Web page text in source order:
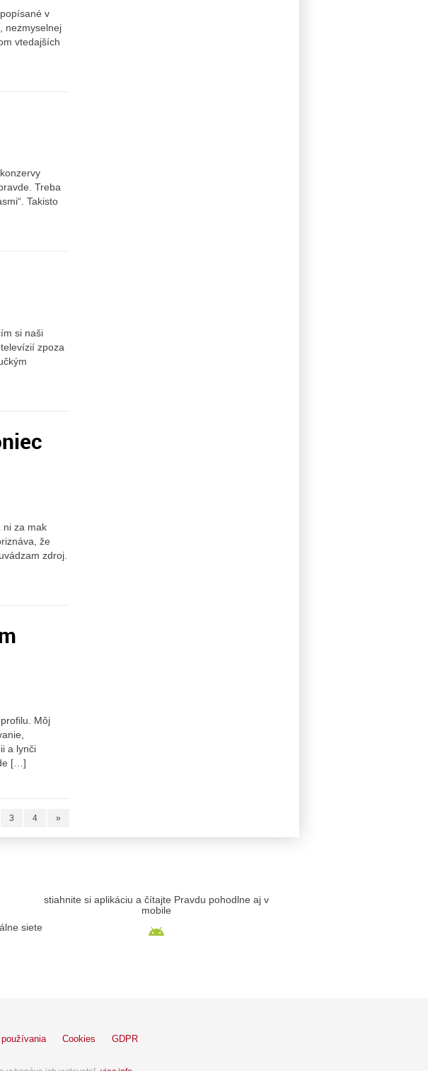
v
nezmyselnej
vtedajších
Treba
Takisto
si naši
zpoza
ni za mak
že
zdroj.
Môj
a lynči
[…]
3 4 »
siete
stiahnite si aplikáciu a čítajte Pravdu pohodlne aj v
mobile
Cookies GDPR